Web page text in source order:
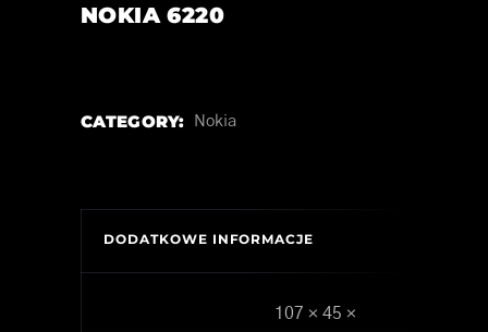
NOKIA 6220
CATEGORY: Nokia
DODATKOWE INFORMACJE
107 × 45 ×